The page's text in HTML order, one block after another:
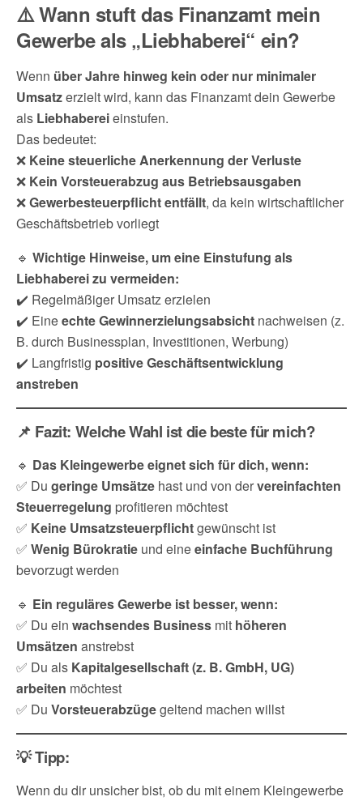
⚠️ Wann stuft das Finanzamt mein
Gewerbe als „Liebhaberei“ ein?
Wenn über Jahre hinweg kein oder nur minimaler
Umsatzerzielt wird, kann das Finanzamt dein Gewerbe
als Liebhabereieinstufen.
Das bedeutet:
❌ Keine steuerliche Anerkennung der Verluste
❌ Kein Vorsteuerabzug aus Betriebsausgaben
❌Gewerbesteuerpflicht entfällt, da kein wirtschaftlicher
Geschäftsbetrieb vorliegt
🔹 Wichtige Hinweise, um eine Einstufung als
Liebhaberei zu vermeiden:
✔️ Regelmäßiger Umsatz erzielen
✔️ Eineechte Gewinnerzielungsabsicht nachweisen (z.
B. durch Businessplan, Investitionen, Werbung)
✔️ Langfristig positive Geschäftsentwicklung
anstreben
📌 Fazit: Welche Wahl ist die beste für mich?
🔹 Das Kleingewerbe eignet sich für dich, wenn:
✅ Du geringe Umsätze hast und von dervereinfachten
Steuerregelung profitieren möchtest
✅ Keine Umsatzsteuerpflichtgewünscht ist
✅ Wenig Bürokratie und eineeinfache Buchführung
bevorzugt werden
🔹 Ein reguläres Gewerbe ist besser, wenn:
✅ Du ein wachsendes Business mit höheren
Umsätzen anstrebst
✅ Du als Kapitalgesellschaft (z. B. GmbH, UG)
arbeiten möchtest
✅ Du Vorsteuerabzügegeltend machen willst
💡 Tipp:
Wenn du dir unsicher bist, ob du mit einem Kleingewerbe